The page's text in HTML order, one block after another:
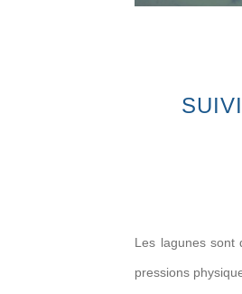
Les lagunes sont
pressions